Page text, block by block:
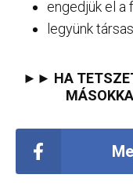
engedjük el a
legyünk
►► HA